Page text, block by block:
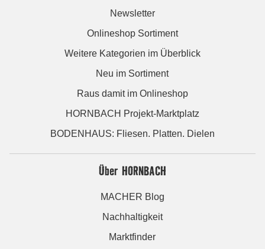
Newsletter
Onlineshop Sortiment
Weitere Kategorien im Überblick
Neu im Sortiment
Raus damit im Onlineshop
HORNBACH Projekt-Marktplatz
BODENHAUS: Fliesen. Platten. Dielen
Über HORNBACH
MACHER Blog
Nachhaltigkeit
Marktfinder